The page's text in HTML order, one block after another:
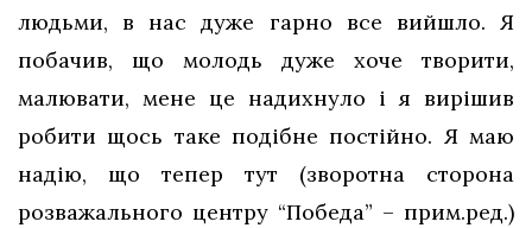
людьми, в нас дуже гарно все вийшло. Я
побачив, що молодь дуже хоче творити,
малювати, мене це надихнуло і я вирішив
робити щось таке подібне постійно. Я маю
надію, що тепер тут (зворотна сторона
розважального центру “Победа” – прим.ред.)